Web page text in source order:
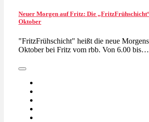
Neuer Morgen auf Fritz: Die
Oktober
"FritzFrühschicht" heißt die neue
Oktober bei Fritz vom rbb. Von 6.00 bis…